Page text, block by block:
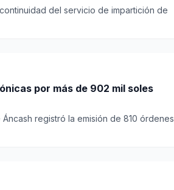
del servicio de impartición de
por más de 902 mil soles
registró la emisión de 810 órdenes